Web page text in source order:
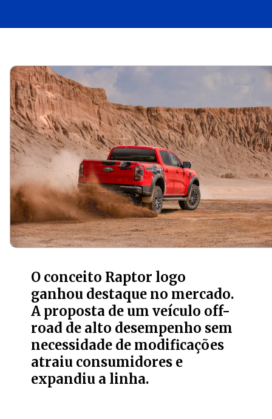
O conceito Raptor logo
ganhou destaque no mercado.
A proposta de um veículo off-
road de alto desempenho sem
necessidade de modificações
atraiu consumidores e
expandiu a linha.